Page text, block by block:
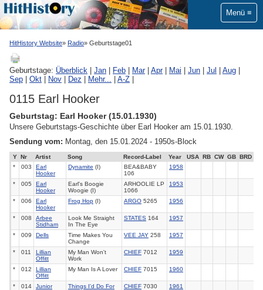
Menü
HitHistory Website Radio Geburtstage01
Geburtstage: Überblick Jan Feb Mar| Apr| Mai Jun Jul Aug
Sep
Okt Nov Dez Mehr... A-Z
0115 Earl Hooker
Geburtstag: Earl Hooker (15.01.1930)
Unsere Geburtstags-Geschichte über Earl Hooker am 15.01.1930.
Sendung vom: Montag, den 15.01.2024 - 1950s-Block
Y Nr Artist Song Record-Label Year USA RB CW GB
BRD
*
003
Earl
Hooker
Dynamite (I)
BEA&BABY
106
1958
* 005
Earl
Hooker
Earl's Boogie
Woogie (I)
ARHOOLIE LP
1066
1953
* 006
Earl
Hooker
Frog Hop (I) ARGO 5265 1956
* 008
Arbee
Stidham
Look Me Straight
In The Eye
STATES 164 1957
* 009 Dells
Time Makes You
Change
VEE JAY 258 1957
* 011
Lillian
Offitt
My Man Won't
Work
CHIEF 7012 1959
* 012
Lillian
Offitt
My Man Is A Lover CHIEF 7015 1960
* 014
Junior
Things I'd Do For
CHIEF 7030 1961